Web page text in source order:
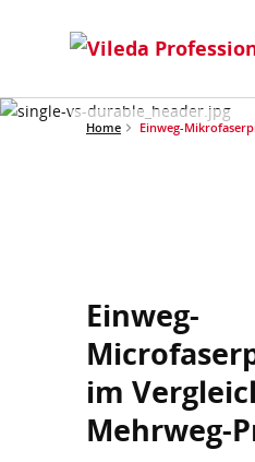
Home Einweg-
Einweg-
im
Mehrweg-